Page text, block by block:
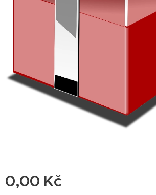
0,00 Kč